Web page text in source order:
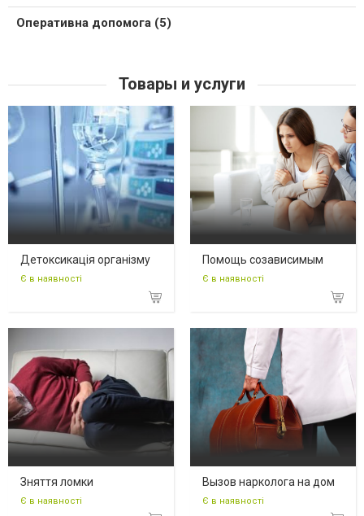
Оперативна допомога (5)
Товары и услуги
Детоксикація організму
Є в наявності
Помощь созависимым
Є в наявності
Зняття ломки
Є в наявності
Вызов нарколога на дом
Є в наявності